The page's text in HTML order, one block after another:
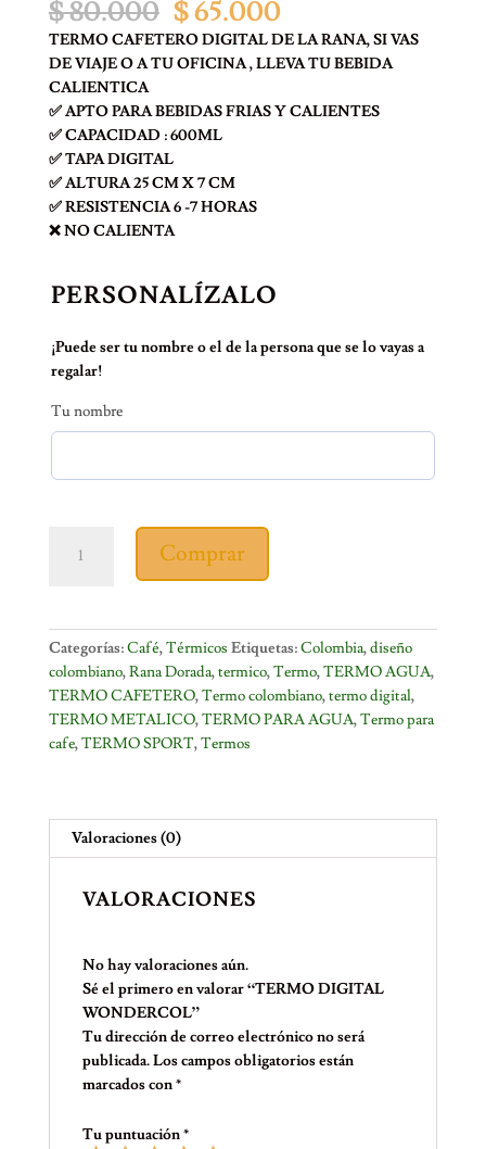
$80.000 El
precio
original
era:
$ 80.000.
$65.000El
precio
actual
$ 65.000.
TERMO CAFETERO DIGITAL DE LA RANA, SI VAS
DE VIAJE O A TU OFICINA , LLEVA TU BEBIDA
CALIENTICA
✅ APTO PARA BEBIDAS FRIAS Y CALIENTES
✅ CAPACIDAD : 600ML
✅ TAPA DIGITAL
✅ ALTURA 25 CM X 7 CM
✅ RESISTENCIA 6 -7 HORAS
❌ NO CALIENTA
PERSONALÍZALO
¡Puede ser tu nombre o el de la persona que se lo vayas a
regalar!
Tu nombre
DIGITAL
WONDERCOL
Comprar
Categorías:Café,Térmicos Etiquetas:Colombia,diseño
colombiano,Rana Dorada,termico,Termo,TERMO AGUA,
TERMO CAFETERO,Termo colombiano,termo digital,
TERMO METALICO,TERMO PARA AGUA,Termo para
cafe,TERMO SPORT,Termos
Valoraciones (0)
VALORACIONES
No hay valoraciones aún.
Sé el primero en valorar “TERMO DIGITAL
WONDERCOL”
Tu dirección de correo electrónico no será
publicada.Los campos obligatorios están
marcados con*
Tu puntuación*